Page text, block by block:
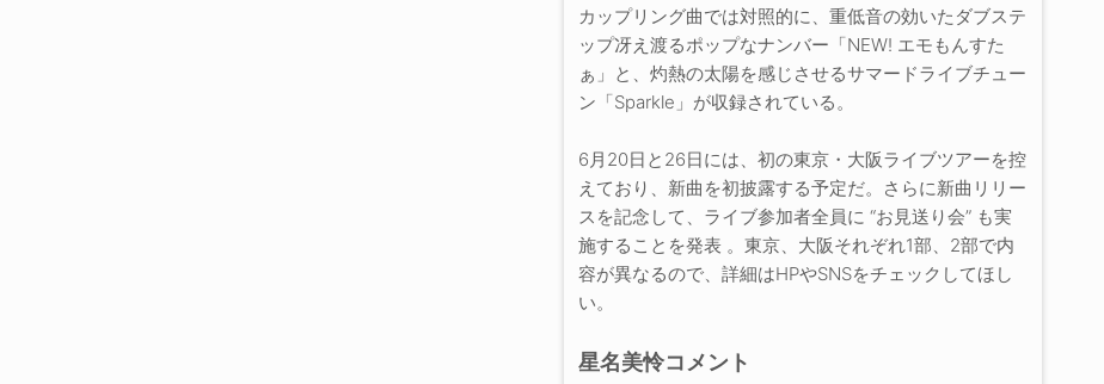
カップリング曲では対照的に、重低音の効いたダブステ
ップ冴え渡るポップなナンバー「NEW! エモもんすた
ぁ」と、灼熱の太陽を感じさせるサマードライブチュー
ン「Sparkle」が収録されている。
6月20日と26日には、初の東京・大阪ライブツアーを控
えており、新曲を初披露する予定だ。さらに新曲リリー
スを記念して、ライブ参加者全員に “お見送り会” も実
施することを発表 。東京、大阪それぞれ1部、2部で内
容が異なるので、詳細はHPやSNSをチェックしてほし
い。
星名美怜コメント